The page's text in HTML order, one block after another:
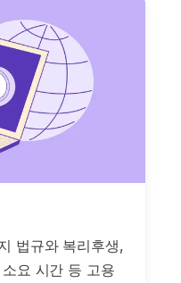
법규와 복리후생,
요 시간 등 고용